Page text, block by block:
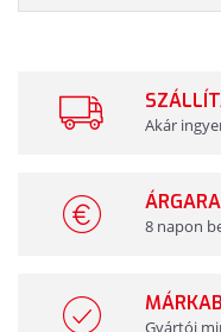
Akár
8 napon
Gyártói